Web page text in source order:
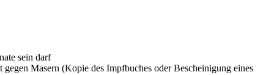
sein darf
Masern (Kopie des Impfbuches oder Bescheinigung eines